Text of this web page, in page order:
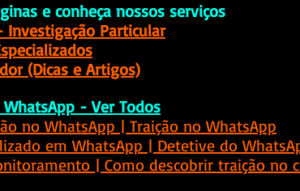
e conheça nossos serviços
Investigação Particular
(Dicas e Artigos)
- Ver Todos
no WhatsApp | Traição no WhatsApp
em WhatsApp | Detetive do
| Como descobrir traição no